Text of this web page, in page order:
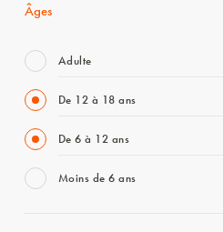
Âges
Adulte
De 12 à 18 ans
De 6 à 12 ans
Moins de 6 ans